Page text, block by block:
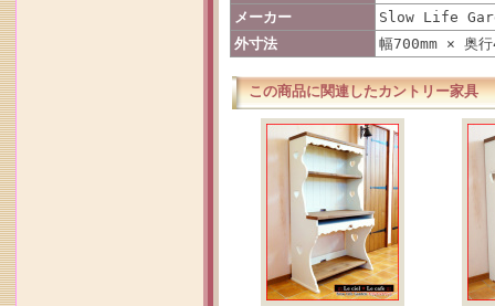
メーカー
Slow Life
外寸法
幅700mm × 奥
この商品に関連したカントリー家具